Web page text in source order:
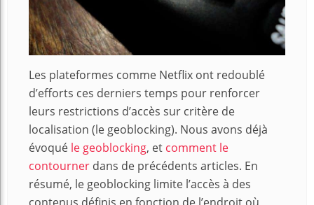
Les plateformes comme Netflix ont redoublé
d’efforts ces derniers temps pour renforcer
leurs restrictions d’accès sur critère de
localisation (le geoblocking). Nous avons déjà
évoqué le geoblocking, et comment le
contourner dans de précédents articles. En
résumé, le geoblocking limite l’accès à des
contenus définis en fonction de l’endroit où